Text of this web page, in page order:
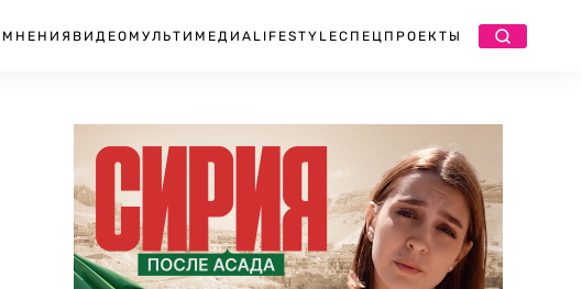
МНЕНИЯ ВИДЕО МУЛЬТИМЕДИА LIFESTYLEСПЕЦПРОЕКТЫ